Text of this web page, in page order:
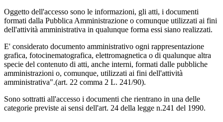
Oggetto dell'accesso sono le informazioni, gli atti, i documenti
formati dalla Pubblica Amministrazione o comunque utilizzati ai fini
dell'attività amministrativa in qualunque forma essi siano realizzati.
E' considerato documento amministrativo ogni rappresentazione
grafica, fotocinematografica, elettromagnetica o di qualunque altra
specie del contenuto di atti, anche interni, formati dalle pubbliche
amministrazioni o, comunque, utilizzati ai fini dell'attività
amministrativa".(art. 22 comma 2 L. 241/90).
Sono sottratti all'accesso i documenti che rientrano in una delle
categorie previste ai sensi dell'art. 24 della legge n.241 del 1990.